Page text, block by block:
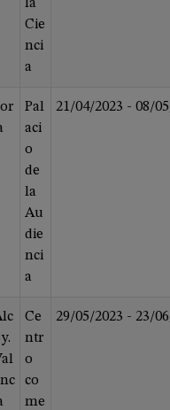
la
Cie
nci
a
Pal
aci
o
de
la
Au
die
nci
a
21/04/2023 - 08/
Ce
ntr
o
co
me
29/05/2023 - 23/